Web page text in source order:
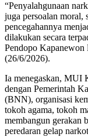
“Penyalahgunaan
juga persoalan moral,
pencegahannya
dilakukan secara
Pendopo Kapanewon
(26/6/2026).
Ia menegaskan, MUI
dengan Pemerintah
(BNN), organisasi
tokoh agama, tokoh
membangun gerakan
peredaran gelap